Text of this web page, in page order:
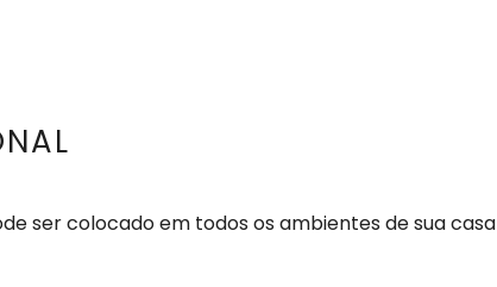
ser colocado em todos os ambientes de sua casa